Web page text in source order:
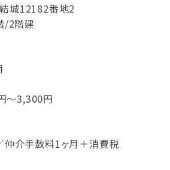
城12182番地2
/2階建
～3,300円
仲介手数料1ヶ月＋消費税